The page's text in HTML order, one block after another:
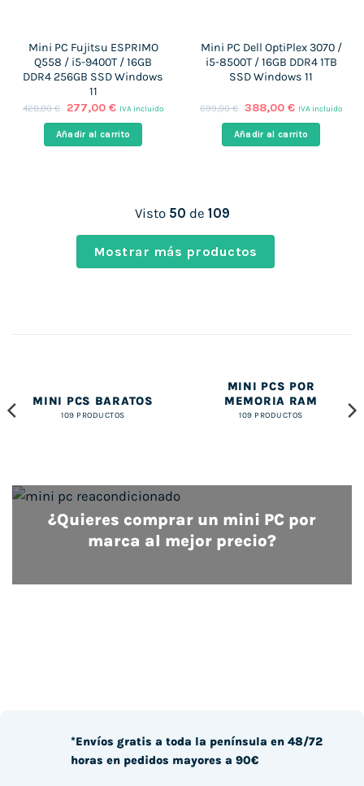
Mini PC Fujitsu ESPRIMO
Q558 / i5-9400T / 16GB
DDR4 256GB SSD Windows
11
428,00€
El
original
era:
277,00 €El
actual
es:
IVA incluido
Añadir al carrito
Mini PC Dell OptiPlex 3070 /
i5-8500T / 16GB DDR4 1TB
SSD Windows 11
699,00€ El
original
era:
388,00 €El
actual
es:
IVA incluido
Añadir al carrito
Visto 50 de 109
Mostrar más productos
MINI PCS BARATOS
109 PRODUCTOS
MINI PCS POR
MEMORIA RAM
109 PRODUCTOS
¿Quieres comprar un mini PC por
marca al mejor precio?
*Envíos gratis a toda la península en 48/72
horas en pedidos mayores a 90€